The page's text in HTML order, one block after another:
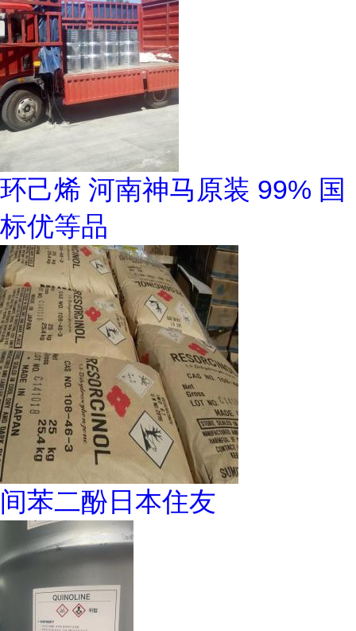
环己烯 河南神马原装 99% 国
标优等品
间苯二酚日本住友